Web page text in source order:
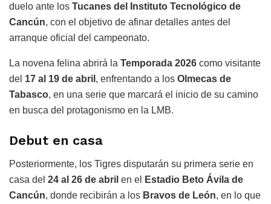
duelo ante los Tucanes del Instituto Tecnológico de
Cancún, con el objetivo de afinar detalles antes del
arranque oficial del campeonato.
La novena felina abrirá la Temporada 2026 como visitante
del 17 al 19 de abril , enfrentando a los Olmecas de
Tabasco, en una serie que marcará el inicio de su camino
en busca del protagonismo en la LMB.
Debut en casa
Posteriormente, los Tigres disputarán su primera serie en
casa del 24 al 26 de abril en el
Estadio Beto Ávila de
Cancún, donde recibirán a los Bravos de León, en lo que